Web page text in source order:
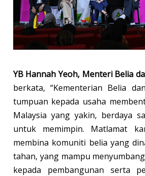
YB Hannah Yeoh, Menteri Belia
berkata, “Kementerian Belia
tumpuan kepada usaha
Malaysia yang yakin, berdaya
untuk memimpin. Matlamat
membina komuniti belia yang
tahan, yang mampu
kepada pembangunan serta